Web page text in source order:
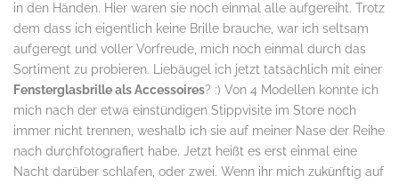
in den Händen. Hier waren sie noch einmal alle aufgereiht. Trotz
dem dass ich eigentlich keine Brille brauche, war ich seltsam
aufgeregt und voller Vorfreude, mich noch einmal durch das
Sortiment zu probieren. Liebäugel ich jetzt tatsächlich mit einer
Fensterglasbrille als Accessoires? :) Von 4 Modellen konnte ich
mich nach der etwa einstündigen Stippvisite im Store noch
immer nicht trennen, weshalb ich sie auf meiner Nase der Reihe
nach durchfotografiert habe. Jetzt heißt es erst einmal eine
Nacht darüber schlafen, oder zwei. Wenn ihr mich zukünftig auf